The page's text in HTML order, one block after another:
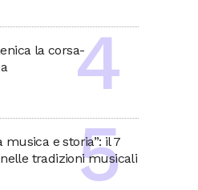
la corsa-
musica e storia”: il 7
tradizioni musicali